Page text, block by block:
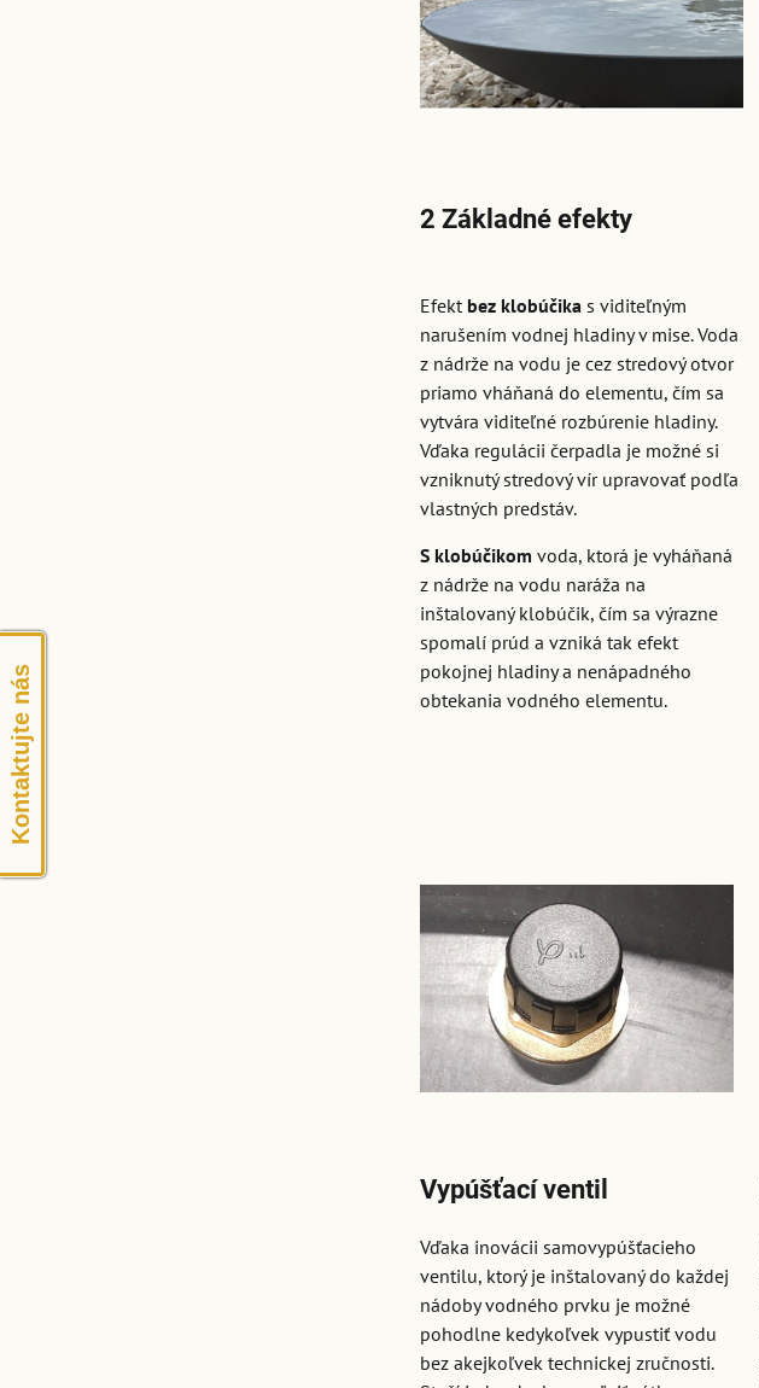
2 Základné efekty
Efekt bez klobúčika s viditeľným
narušením vodnej hladiny v mise. Voda
z nádrže na vodu je cez stredový otvor
priamo vháňaná do elementu, čím sa
vytvára viditeľné rozbúrenie hladiny.
Vďaka regulácii čerpadla je možné si
vzniknutý stredový vír upravovať podľa
vlastných predstáv.
S klobúčikom voda, ktorá je vyháňaná
z nádrže na vodu naráža na
inštalovaný klobúčik, čím sa výrazne
spomalí prúd a vzniká tak efekt
pokojnej hladiny a nenápadného
obtekania vodného elementu.
Vypúšťací ventil
Vďaka inovácii samovypúšťacieho
ventilu, ktorý je inštalovaný do každej
nádoby vodného prvku je možné
pohodlne kedykoľvek vypustiť vodu
bez akejkoľvek technickej zručnosti.
Kontaktujte nás